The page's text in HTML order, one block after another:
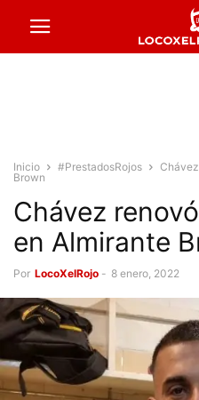
Inicio #PrestadosRojos
Brown
Chávez
en Almirante
Por LocoXelRojo - 8 enero, 2022